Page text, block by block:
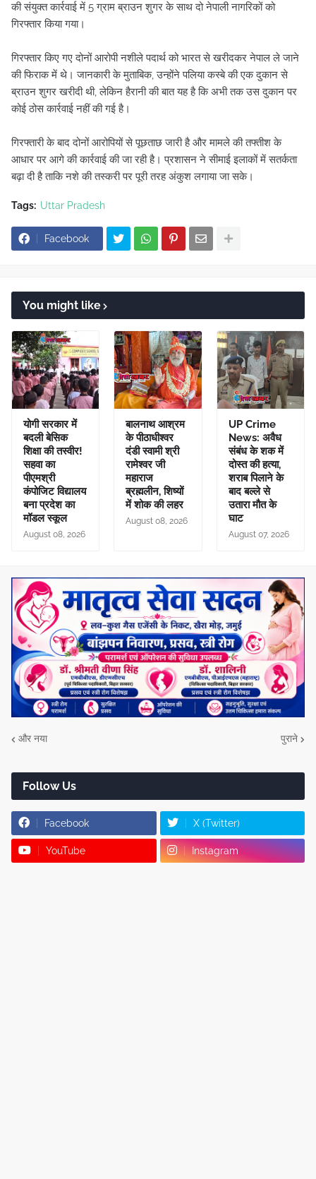
की संयुक्त कार्रवाई में 5 ग्राम ब्राउन शुगर के साथ दो नेपाली नागरिकों को
गिरफ्तार किया गया।
गिरफ्तार किए गए दोनों आरोपी नशीले पदार्थ को भारत से खरीदकर नेपाल ले जाने
की फिराक में थे। जानकारी के मुताबिक, उन्होंने पलिया कस्बे की एक दुकान से
ब्राउन शुगर खरीदी थी, लेकिन हैरानी की बात यह है कि अभी तक उस दुकान पर
कोई ठोस कार्रवाई नहीं की गई है।
गिरफ्तारी के बाद दोनों आरोपियों से पूछताछ जारी है और मामले की तफ्तीश के
आधार पर आगे की कार्रवाई की जा रही है। प्रशासन ने सीमाई इलाकों में सतर्कता
बढ़ा दी है ताकि नशे की तस्करी पर पूरी तरह अंकुश लगाया जा सके।
Tags: Uttar Pradesh
Facebook
You might like
योगी सरकार में
बदली बेसिक
शिक्षा की तस्वीर!
सहवा का
पीएमश्री
कंपोजिट विद्यालय
बना प्रदेश का
मॉडल स्कूल
August 08, 2026
बालनाथ आश्रम
के पीठाधीश्वर
दंडी स्वामी श्री
रामेश्वर जी
महाराज
ब्रह्मलीन, शिष्यों
में शोक की लहर
August 08, 2026
UP Crime
News: अवैध
संबंध के शक में
दोस्त की हत्या,
शराब पिलाने के
बाद बल्ले से
उतारा मौत के
घाट
August 07, 2026
और नया पुराने
Follow Us
Facebook X (Twitter)
YouTube Instagram